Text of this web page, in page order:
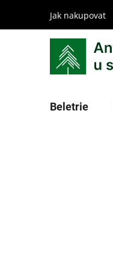
obsah
Jak nakupovat
Beletrie